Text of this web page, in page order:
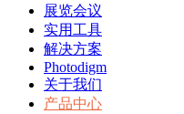
展览会议
实用工具
解决方案
Photodigm
关于我们
产品中心